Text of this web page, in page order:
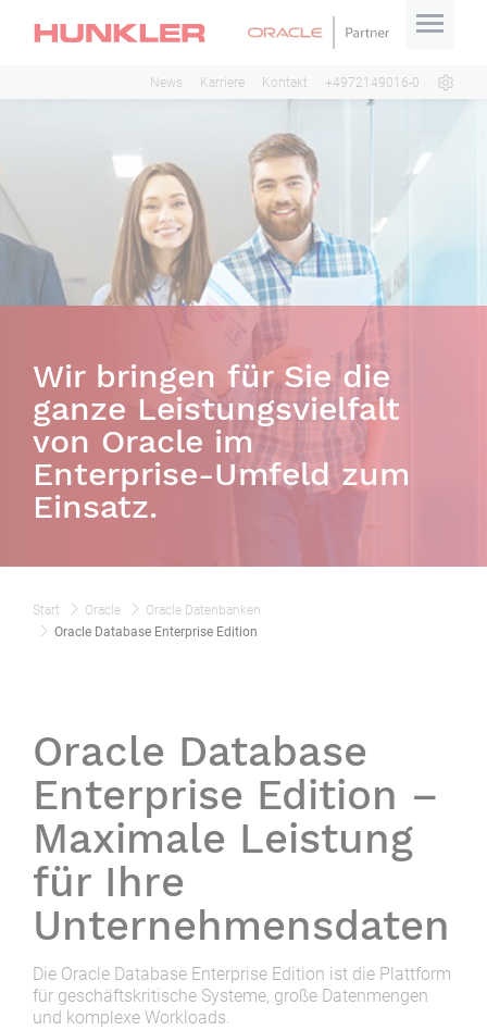
News Karriere Kontakt +4972149016-0
Wir bringen für Sie die
ganze Leistungsvielfalt
von Oracle im
Enterprise-Umfeld zum
Einsatz.
Start Oracle
Oracle Datenbanken
Oracle Database Enterprise Edition
Oracle Database
Enterprise Edition –
Maximale Leistung
für Ihre
Unternehmensdaten
Die Oracle Database Enterprise Edition ist die Plattform
für geschäftskritische Systeme, große Datenmengen
und komplexe Workloads.